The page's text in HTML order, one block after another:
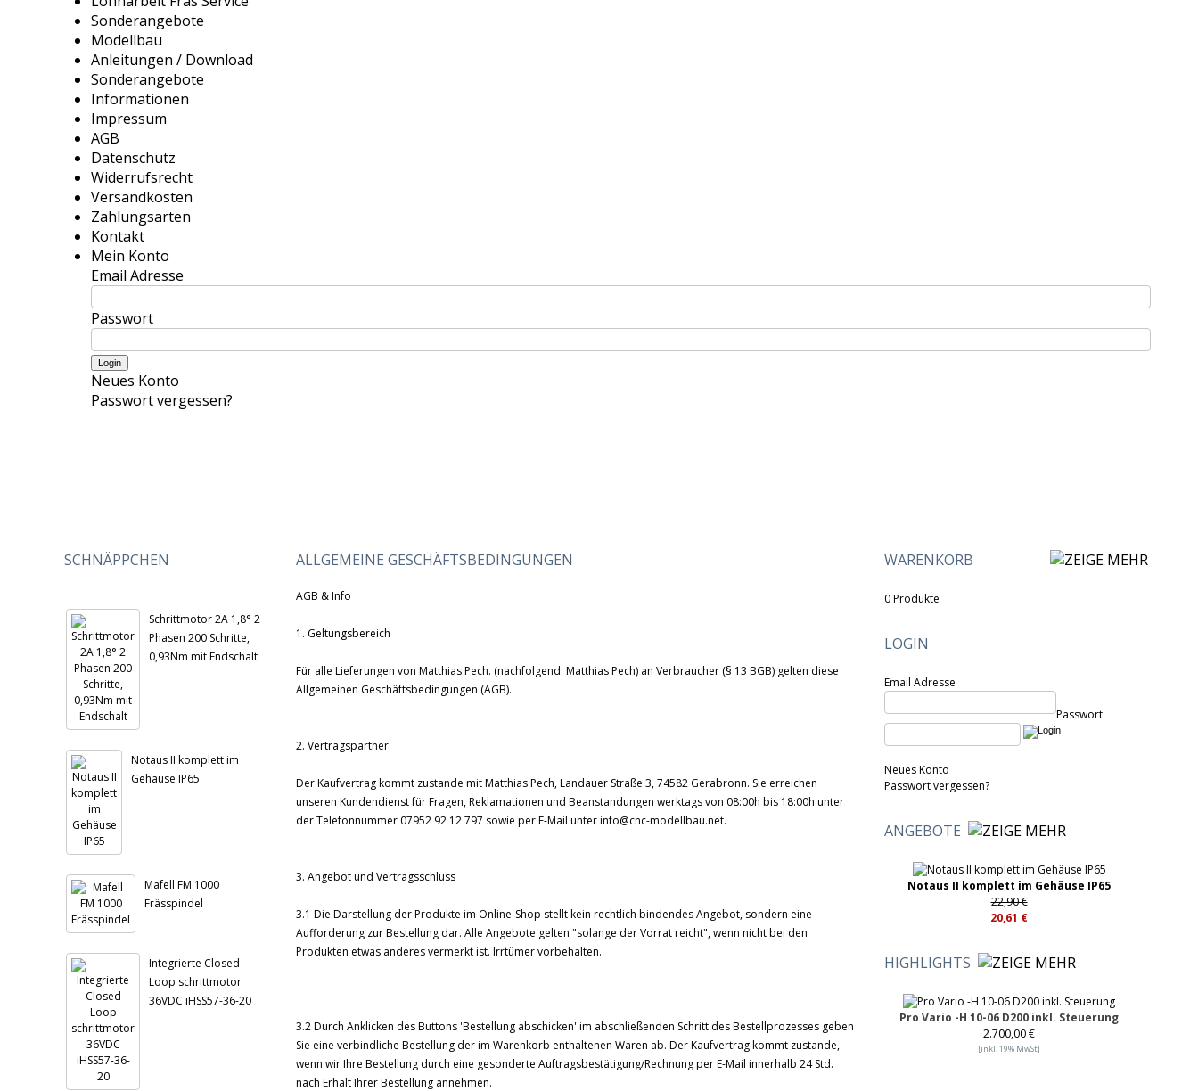
Sonderangebote
Modellbau
Anleitungen / Download
Sonderangebote
Informationen
Impressum
AGB
Datenschutz
Widerrufsrecht
Versandkosten
Zahlungsarten
Kontakt
Mein Konto
Email Adresse
Passwort
Neues Konto
Passwort vergessen?
SCHNÄPPCHEN
Schrittmotor 2A 1,8° 2
Phasen 200 Schritte,
0,93Nm mit Endschalt
Notaus II komplett im
Gehäuse IP65
Mafell FM 1000
Frässpindel
Integrierte Closed
Loop schrittmotor
36VDC iHSS57-36-20
ALLGEMEINE GESCHÄFTSBEDINGUNGEN
AGB & Info
1. Geltungsbereich
Für alle Lieferungen von Matthias Pech. (nachfolgend: Matthias Pech) an Verbraucher (§ 13 BGB) gelten diese
Allgemeinen Geschäftsbedingungen (AGB).
2. Vertragspartner
Der Kaufvertrag kommt zustande mit Matthias Pech, Landauer Straße 3, 74582 Gerabronn. Sie erreichen
unseren Kundendienst für Fragen, Reklamationen und Beanstandungen werktags von 08:00h bis 18:00h unter
der Telefonnummer 07952 92 12 797 sowie per E-Mail unter info@cnc-modellbau.net.
3. Angebot und Vertragsschluss
3.1 Die Darstellung der Produkte im Online-Shop stellt kein rechtlich bindendes Angebot, sondern eine
Aufforderung zur Bestellung dar. Alle Angebote gelten "solange der Vorrat reicht", wenn nicht bei den
Produkten etwas anderes vermerkt ist. Irrtümer vorbehalten.
3.2 Durch Anklicken des Buttons 'Bestellung abschicken' im abschließenden Schritt des Bestellprozesses geben
Sie eine verbindliche Bestellung der im Warenkorb enthaltenen Waren ab. Der Kaufvertrag kommt zustande,
wenn wir Ihre Bestellung durch eine gesonderte Auftragsbestätigung/Rechnung per E-Mail innerhalb 24 Std.
nach Erhalt Ihrer Bestellung annehmen.
WARENKORB
0 Produkte
LOGIN
Email Adresse
Passwort
Neues Konto
Passwort vergessen?
ANGEBOTE
Notaus II komplett im Gehäuse IP65
22,90 €
20,61 €
HIGHLIGHTS
Pro Vario -H 10-06 D200 inkl. Steuerung
2.700,00 €
[inkl. 19% MwSt]